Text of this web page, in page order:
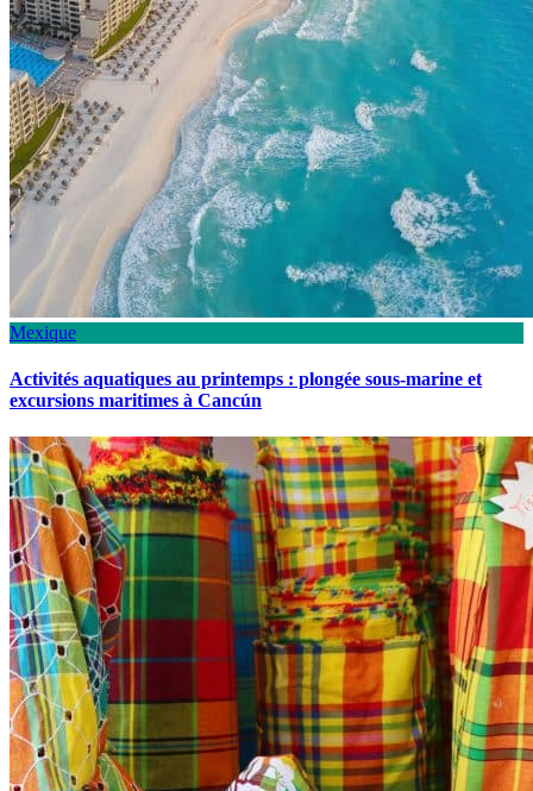
Mexique
Activités aquatiques au printemps : plongée sous-marine et
excursions maritimes à Cancún